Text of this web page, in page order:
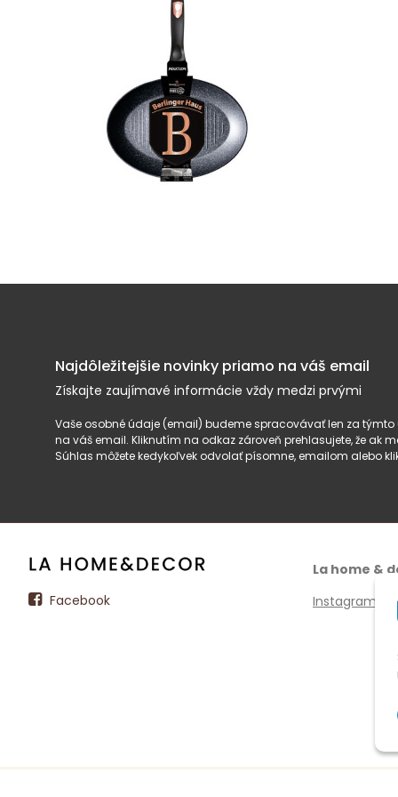
Najdôležitejšie novinky priamo na váš email
Získajte zaujímavé informácie vždy medzi prvými
Vaše osobné údaje (email) budeme spracovávať len za
na váš email. Kliknutím na odkaz zároveň prehlasujete, že
Súhlas môžete kedykoľvek odvolať písomne, emailom alebo
Facebook
La home &
Instagram